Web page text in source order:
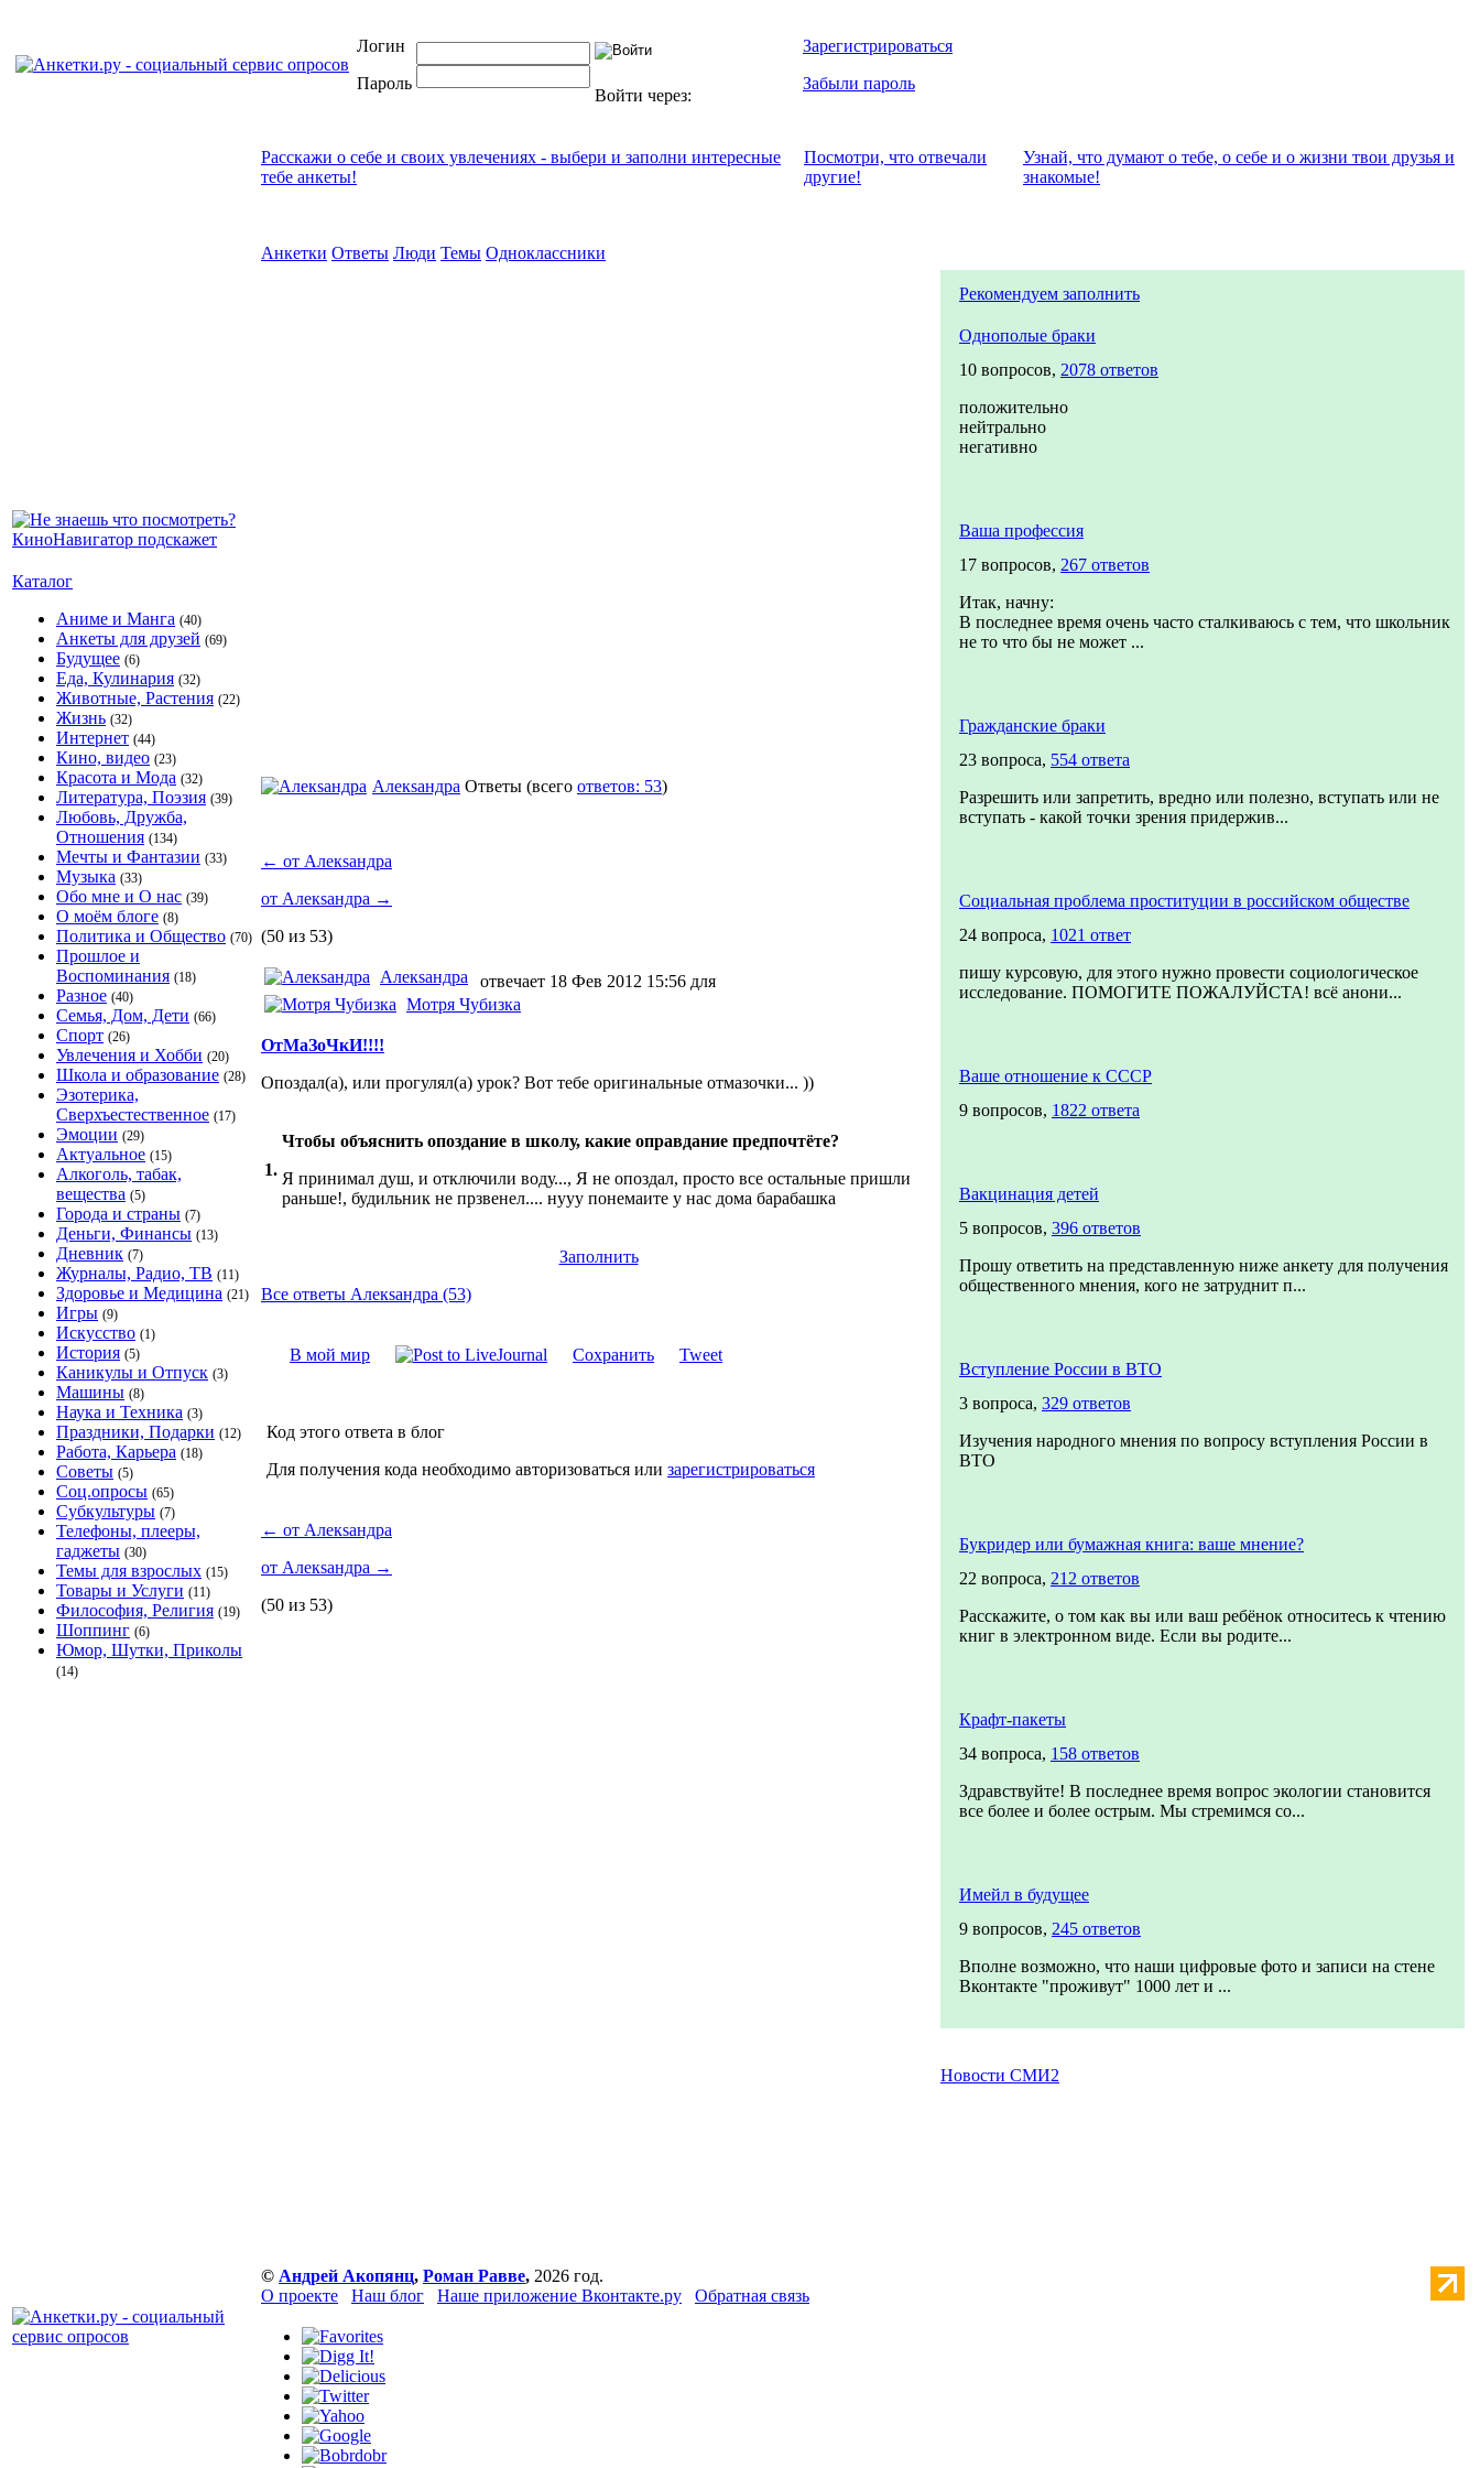
Логин
Пароль
Войти через:
Зарегистрироваться
Забыли пароль
Каталог
Аниме и Манга (40)
Анкеты для друзей (69)
Будущее (6)
Еда, Кулинария (32)
Животные, Растения (22)
Жизнь (32)
Интернет (44)
Кино, видео (23)
Красота и Мода (32)
Литература, Поэзия (39)
Любовь, Дружба,
Отношения (134)
Мечты и Фантазии (33)
Музыка (33)
Обо мне и О нас (39)
О моём блоге (8)
Политика и Общество (70)
Прошлое и
Воспоминания (18)
Разное (40)
Семья, Дом, Дети (66)
Спорт (26)
Увлечения и Хобби (20)
Школа и образование (28)
Эзотерика,
Сверхъестественное (17)
Эмоции (29)
Актуальное (15)
Алкоголь, табак,
вещества (5)
Города и страны (7)
Деньги, Финансы (13)
Дневник (7)
Журналы, Радио, ТВ (11)
Здоровье и Медицина (21)
Игры (9)
Искусство (1)
История (5)
Каникулы и Отпуск (3)
Машины (8)
Наука и Техника (3)
Праздники, Подарки (12)
Работа, Карьера (18)
Советы (5)
Соц.опросы (65)
Субкультуры (7)
Телефоны, плееры,
гаджеты (30)
Темы для взрослых (15)
Товары и Услуги (11)
Философия, Религия (19)
Шоппинг (6)
Юмор, Шутки, Приколы
(14)
Расскажи о себе и своих увлечениях - выбери и заполни интересные
тебе анкеты!
Посмотри, что отвeчали
другие!
Узнай, что думают о тебе, о себе и о жизни твои друзья и
знакомые!
Анкетки Ответы Люди Темы Одноклассники
Алекsандра Ответы (всего ответов: 53)
← от Алекsандра
от Алекsандра →
(50 из 53)
Алекsандра
отвечает 18 Фев 2012 15:56 для
Мотря Чубизка
ОтМаЗоЧкИ!!!!
Опоздал(а), или прогулял(а) урок? Вот тебе оригинальные отмазочки... ))
1.
Чтобы объяснить опоздание в школу, какие оправдание предпочтёте?
Я принимал душ, и отключили воду..., Я не опоздал, просто все остальные пришли
раньше!, будильник не прзвенел.... нууу понемаите у нас дома барабашка
Заполнить
Все ответы Алекsандра (53)
В мой мир Сохранить Tweet
Код этого ответа в блог
Для получения кода необходимо авторизоваться или зарегистрироваться
← от Алекsандра
от Алекsандра →
(50 из 53)
Рекомендуем заполнить
Однополые браки
10 вопросов, 2078 ответов
положительно
нейтрально
негативно
Ваша профессия
17 вопросов, 267 ответов
Итак, начну:
В последнее время очень часто сталкиваюсь с тем, что школьник
не то что бы не может ...
Гражданские браки
23 вопроса, 554 ответа
Разрешить или запретить, вредно или полезно, вступать или не
вступать - какой точки зрения придержив...
Социальная проблема проституции в российском обществе
24 вопроса, 1021 ответ
пишу курсовую, для этого нужно провести социологическое
исследование. ПОМОГИТЕ ПОЖАЛУЙСТА! всё анони...
Ваше отношение к СССР
9 вопросов, 1822 ответа
Вакцинация детей
5 вопросов, 396 ответов
Прошу ответить на представленную ниже анкету для получения
общественного мнения, кого не затруднит п...
Вступление России в ВТО
3 вопроса, 329 ответов
Изучения народного мнения по вопросу вступления России в
ВТО
Букридер или бумажная книга: ваше мнение?
22 вопроса, 212 ответов
Расскажите, о том как вы или ваш ребёнок относитесь к чтению
книг в электронном виде. Если вы родите...
Крафт-пакеты
34 вопроса, 158 ответов
Здравствуйте! В последнее время вопрос экологии становится
все более и более острым. Мы стремимся со...
Имейл в будущее
9 вопросов, 245 ответов
Вполне возможно, что наши цифровые фото и записи на стене
Вконтакте "проживут" 1000 лет и ...
Новости СМИ2
© Андрей Акопянц, Роман Равве, 2026 год.
О проекте
Наш блог Наше приложение Вконтакте.ру Обратная связь